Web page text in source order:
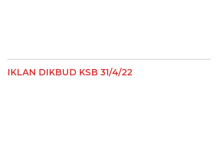
IKLAN DIKBUD KSB 31/4/22